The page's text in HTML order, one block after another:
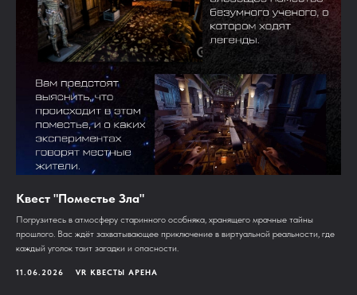
Квест "Поместье Зла"
Погрузитесь в атмосферу старинного особняка, хранящего мрачные тайны
прошлого. Вас ждёт захватывающее приключение в виртуальной реальности, где
каждый уголок таит загадки и опасности.
11.06.2026 VR КВЕСТЫ АРЕНА